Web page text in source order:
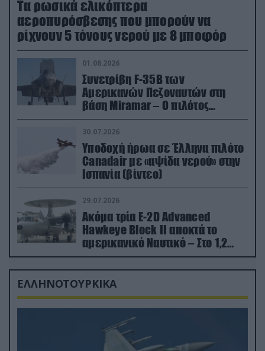
Τα ρωσικά ελικόπτερα
αεροπυρόσβεσης που μπορούν να
ρίχνουν 5 τόνους νερού με 8 μποφόρ
01.08.2026
Συνετρίβη F-35B των
Αμερικανών Πεζοναυτών στη
βάση Miramar – Ο πιλότος
εκτινάχθηκε εγκαίρως
30.07.2026
Υποδοχή ήρωα σε Έλληνα πιλότο
Canadair με «αψίδα νερού» στην
Ισπανία (βίντεο)
29.07.2026
Ακόμα τρία E-2D Advanced
Hawkeye Block II αποκτά το
αμερικανικό Ναυτικό – Στο 1,2
δισ.δολάρια το κόστος
ΕΛΛΗΝΟΤΟΥΡΚΙΚΑ